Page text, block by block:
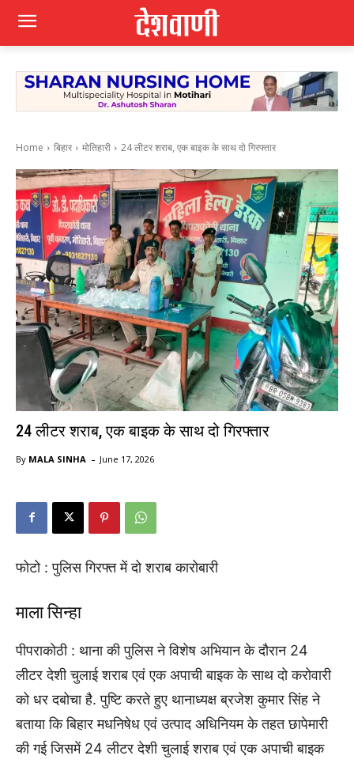
Home बिहार मोतिहारी 24 लीटर शराब, एक बाइक के साथ दो गिरफ्तार
24 लीटर शराब, एक बाइक के साथ दो गिरफ्तार
By MALA SINHA - June 17, 2026
फोटो : पुलिस गिरफ्त में दो शराब कारोबारी
माला सिन्हा
पीपराकोठी : थाना की पुलिस ने विशेष अभियान के दौरान 24
लीटर देशी चुलाई शराब एवं एक अपाची बाइक के साथ दो करोवारी
को धर दबोचा है. पुष्टि करते हुए थानाध्यक्ष ब्रजेश कुमार सिंह ने
बताया कि बिहार मधनिषेध एवं उत्पाद अधिनियम के तहत छापेमारी
की गई जिसमें 24 लीटर देशी चुलाई शराब एवं एक अपाची बाइक